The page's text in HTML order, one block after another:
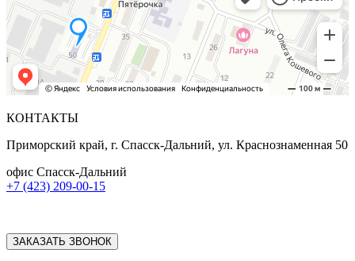
КОНТАКТЫ
Приморский край, г. Спасск-Дальний, ул. Краснознаменная 50
офис Спасск-Дальний
+7 (423) 209-00-15
ЗАКАЗАТЬ ЗВОНОК